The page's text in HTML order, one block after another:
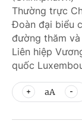
Thường trực
Đoàn đại biểu
đường thăm
Liên hiệp
quốc
aA